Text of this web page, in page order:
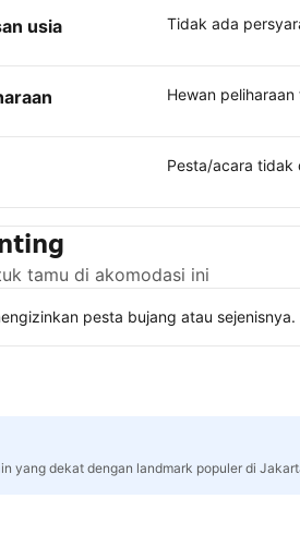
usia Tidak ada
Hewan
Pesta/acara tidak
tamu di akomodasi ini
pesta bujang atau sejenisnya.
yang dekat dengan landmark populer di